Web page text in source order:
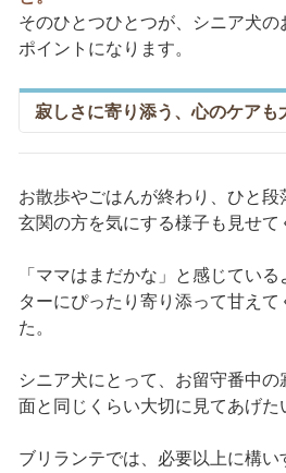
そのひとつひとつが、シニア犬
ポイントになります。
寂しさに寄り添う、心のケアも
お散歩やごはんが終わり、ひと
玄関の方を気にする様子も見せて
「ママはまだかな」と感じてい
ターにぴったり寄り添って甘えて
た。
シニア犬にとって、お留守番中の
面と同じくらい大切に見てあげた
ブリランテでは、必要以上に構